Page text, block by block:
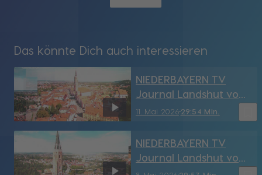
Das könnte Dich auch interessieren
11. Mai 202629:54 Min.
NIEDERBAYERN TV
Journal Landshut vom
11.05.2026
NIEDERBAYERN TV
Journal Landshut vom
8.05.2026